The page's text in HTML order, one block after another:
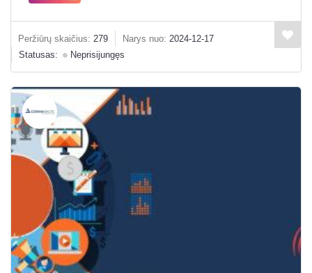
Peržiūrų skaičius: 279 Narys nuo: 2024-12-17
Statusas:
Neprisijungęs